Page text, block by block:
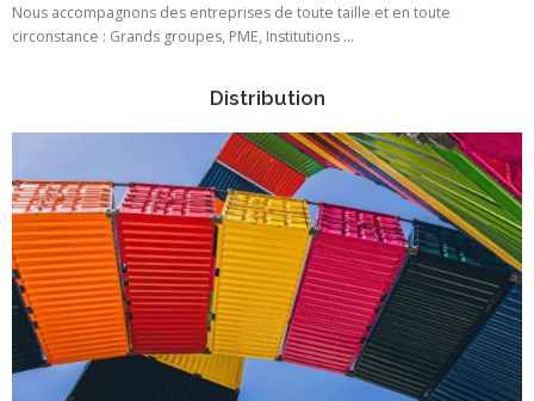
Nous accompagnons des entreprises de toute taille et en toute
circonstance : Grands groupes, PME, Institutions …
Distribution